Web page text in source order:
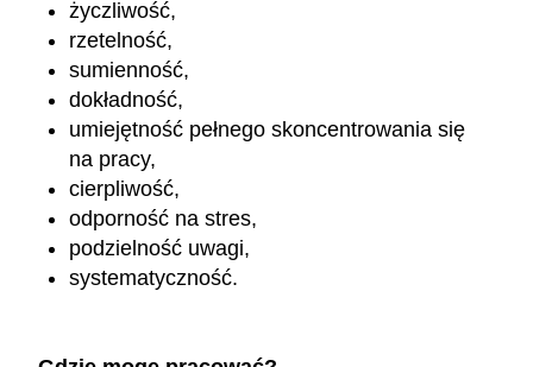
życzliwość,
rzetelność,
sumienność,
dokładność,
umiejętność pełnego skoncentrowania się
na pracy,
cierpliwość,
odporność na stres,
podzielność uwagi,
systematyczność.